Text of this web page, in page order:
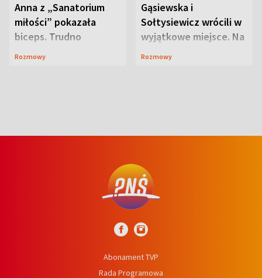
Anna z „Sanatorium
miłości” pokazała
biceps. Trudno
uwierzyć, co przeszła
Rozmowy
Gąsiewska i
Sołtysiewicz wrócili w
wyjątkowe miejsce. Na
szlaku czekał
Rozmowy
Abonament TVP
Rada Programowa